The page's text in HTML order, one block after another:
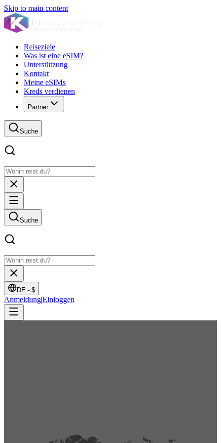
Skip to main content
Reiseziele
Was ist eine eSIM?
Unterstützung
Kontakt
Meine eSIMs
Kreds verdienen
Partner
Suche
Suche
DE - $
Anmeldung|Einloggen